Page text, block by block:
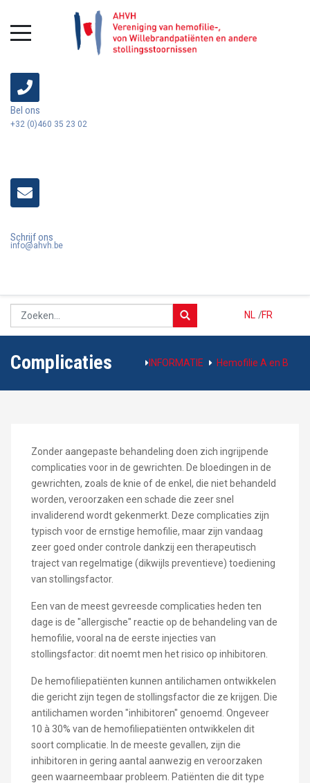
Bel ons
+32 (0)460 35 23 02
Schrijf ons
info@ahvh.be
NL FR
/
Complicaties INFORMATIE Hemofilie A en B
Zonder aangepaste behandeling doen zich ingrijpende
complicaties voor in de gewrichten. De bloedingen in de
gewrichten, zoals de knie of de enkel, die niet behandeld
worden, veroorzaken een schade die zeer snel
invaliderend wordt gekenmerkt. Deze complicaties zijn
typisch voor de ernstige hemofilie, maar zijn vandaag
zeer goed onder controle dankzij een therapeutisch
traject van regelmatige (dikwijls preventieve) toediening
van stollingsfactor.
Een van de meest gevreesde complicaties heden ten
dage is de "allergische" reactie op de behandeling van de
hemofilie, vooral na de eerste injecties van
stollingsfactor: dit noemt men het risico op inhibitoren.
De hemofiliepatiënten kunnen antilichamen ontwikkelen
die gericht zijn tegen de stollingsfactor die ze krijgen. Die
antilichamen worden "inhibitoren" genoemd. Ongeveer
10 à 30% van de hemofiliepatiënten ontwikkelen dit
soort complicatie. In de meeste gevallen, zijn die
inhibitoren in gering aantal aanwezig en veroorzaken
geen waarneembaar probleem. Patiënten die dit type